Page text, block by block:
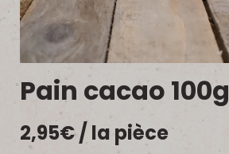
Pain cacao 100g
2,95€/ la pièce